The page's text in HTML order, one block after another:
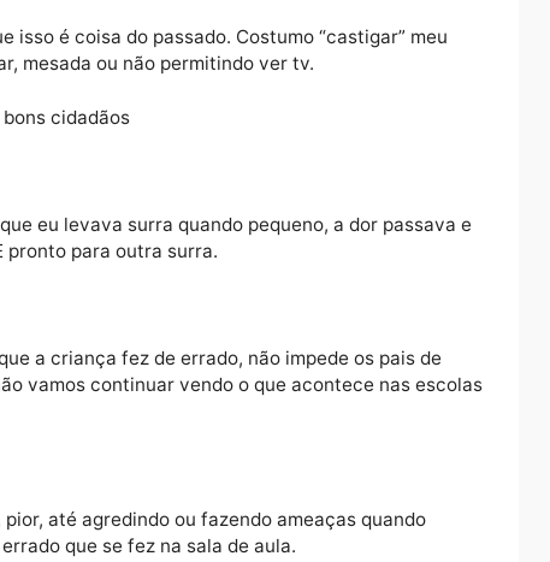
pelas surras fantásticas que meu pai me dava. Nos
palmadas, até a maioridade deles.
pais que surram os filhos nas ruas, ou em lugares
que isso é coisa do passado. Costumo “castigar” meu
mesada ou não permitindo ver tv.